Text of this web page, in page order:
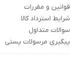
قوانین و مقررات
شرایط استرداد کالا
سوالات متداول
پیگیری مرسولات پستی